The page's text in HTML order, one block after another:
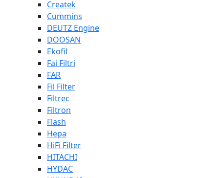
Createk
Cummins
DEUTZ Engine
DOOSAN
Ekofil
Fai Filtri
FAR
Fil Filter
Filtrec
Filtron
Flash
Hepa
HiFi Filter
HITACHI
HYDAC